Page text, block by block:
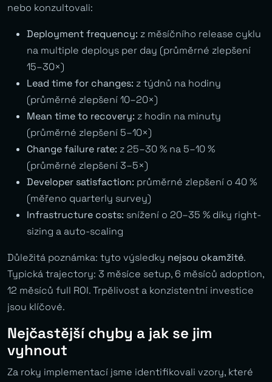
nebo konzultovali:
Deployment frequency: z měsíčního release cyklu
na multiple deploys per day (průměrné zlepšení
15–30×)
Lead time for changes: z týdnů na hodiny
(průměrné zlepšení 10–20×)
Mean time to recovery: z hodin na minuty
(průměrné zlepšení 5–10×)
Change failure rate: z 25–30 % na 5–10 %
(průměrné zlepšení 3–5×)
Developer satisfaction: průměrné zlepšení o 40 %
(měřeno quarterly survey)
Infrastructure costs: snížení o 20–35 % díky right-
sizing a auto-scaling
Důležitá poznámka: tyto výsledky nejsou okamžité.
Typická trajectory: 3 měsíce setup, 6 měsíců adoption,
12 měsíců full ROI. Trpělivost a konzistentní investice
jsou klíčové.
Nejčastější chyby a jak se jim
vyhnout
Za roky implementací jsme identifikovali vzory, které